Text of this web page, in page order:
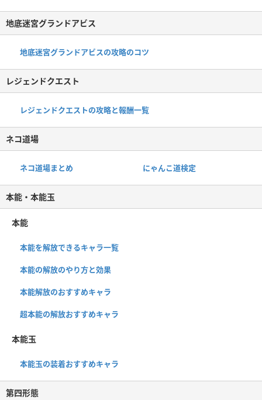
地底迷宮グランドアビス
地底迷宮グランドアビスの攻略のコツ
レジェンドクエスト
レジェンドクエストの攻略と報酬一覧
ネコ道場
ネコ道場まとめ にゃんこ道検定
本能・本能玉
本能
本能を解放できるキャラ一覧
本能の解放のやり方と効果
本能解放のおすすめキャラ
超本能の解放おすすめキャラ
本能玉
本能玉の装着おすすめキャラ
第四形態